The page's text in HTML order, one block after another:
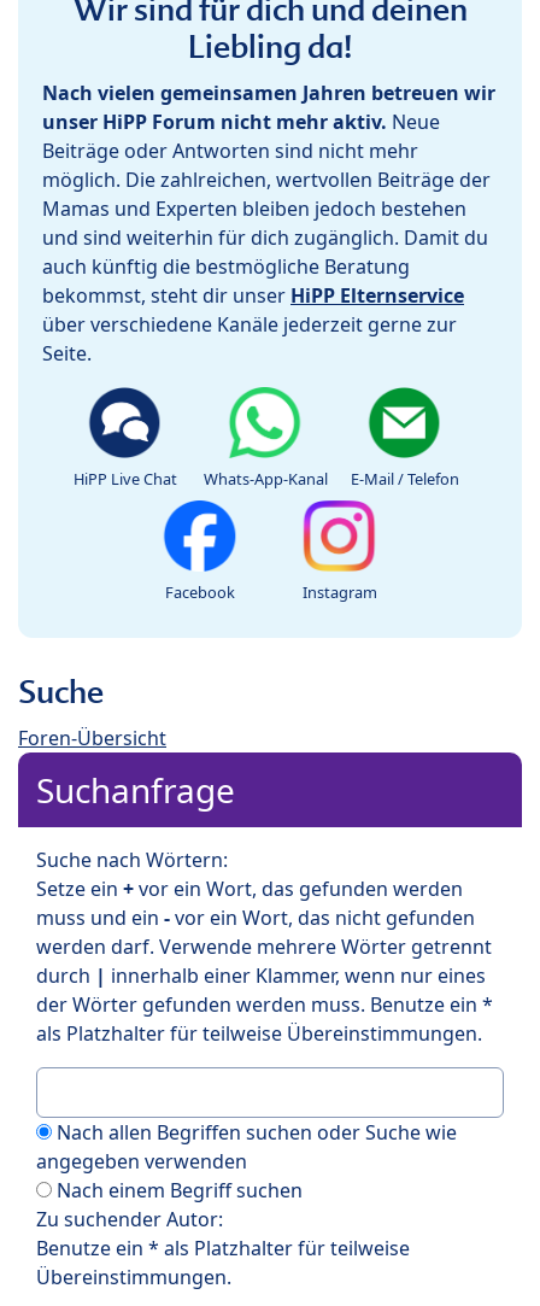
Wir sind für dich und deinen
Liebling da!
Nach vielen gemeinsamen Jahren betreuen wir
unser HiPP Forum nicht mehr aktiv. Neue
Beiträge oder Antworten sind nicht mehr
möglich. Die zahlreichen, wertvollen Beiträge der
Mamas und Experten bleiben jedoch bestehen
und sind weiterhin für dich zugänglich. Damit du
auch künftig die bestmögliche Beratung
bekommst, steht dir unser HiPP Elternservice
über verschiedene Kanäle jederzeit gerne zur
Seite.
HiPP Live Chat Whats-App-Kanal E-Mail / Telefon
Facebook Instagram
Suche
Foren-Übersicht
Suchanfrage
Suche nach Wörtern:
Setze ein +vor ein Wort, das gefunden werden
muss und ein -vor ein Wort, das nicht gefunden
werden darf. Verwende mehrere Wörter getrennt
durch | innerhalb einer Klammer, wenn nur eines
der Wörter gefunden werden muss. Benutze ein *
als Platzhalter für teilweise Übereinstimmungen.
Nach allen Begriffen suchen oder Suche wie
angegeben verwenden
Nach einem Begriff suchen
Zu suchender Autor:
Benutze ein * als Platzhalter für teilweise
Übereinstimmungen.